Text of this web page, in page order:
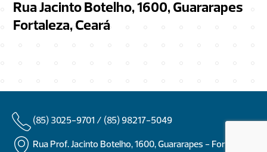
Rua Jacinto Botelho, 1600, Guararapes
Fortaleza, Ceará
(85) 3025-9701 / (85) 98217-5049
Rua Prof. Jacinto Botelho, 1600, Guararapes - Fortaleza,